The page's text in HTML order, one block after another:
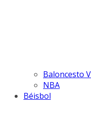
Baloncesto
NBA
Béisbol